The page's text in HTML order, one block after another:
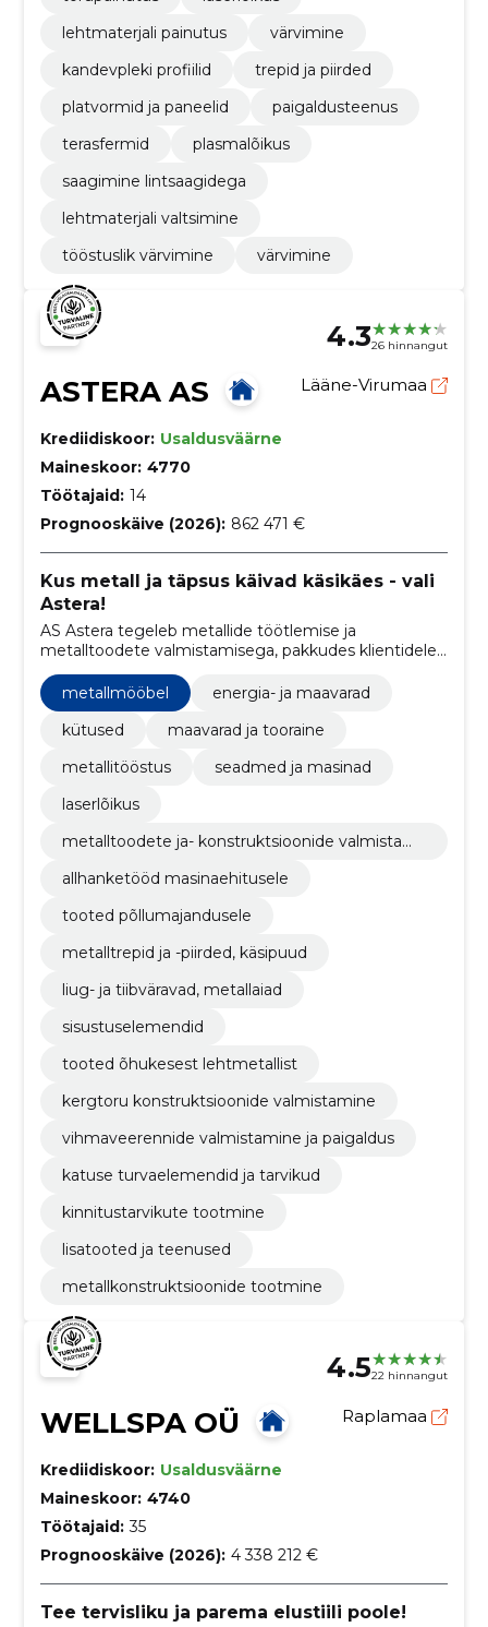
lehtmaterjali painutus
värvimine
kandevpleki profiilid
trepid ja piirded
platvormid ja paneelid
paigaldusteenus
terasfermid
plasmalõikus
saagimine lintsaagidega
lehtmaterjali valtsimine
tööstuslik värvimine
värvimine
4.326 hinnangut
ASTERA AS Lääne-Virumaa
Krediidiskoor: Usaldusväärne
Maineskoor: 4770
Töötajaid: 14
Prognooskäive (2026): 862 471 €
Kus metall ja täpsus käivad käsikäes - vali
Astera!
AS Astera tegeleb metallide töötlemise ja
metalltoodete valmistamisega, pakkudes klientidele
kvaliteettooteid, projektijuhtimist ning
metallmaterjalide müüki.
metallmööbel
energia- ja maavarad
kütused
maavarad ja tooraine
metallitööstus
seadmed ja masinad
laserlõikus
metalltoodete ja- konstruktsioonide valmistami
allhanketööd masinaehitusele
tooted põllumajandusele
metalltrepid ja -piirded, käsipuud
liug- ja tiibväravad, metallaiad
sisustuselemendid
tooted õhukesest lehtmetallist
kergtoru konstruktsioonide valmistamine
vihmaveerennide valmistamine ja paigaldus
katuse turvaelemendid ja tarvikud
kinnitustarvikute tootmine
lisatooted ja teenused
metallkonstruktsioonide tootmine
4.522 hinnangut
WELLSPA OÜ Raplamaa
Krediidiskoor: Usaldusväärne
Maineskoor: 4740
Töötajaid: 35
Prognooskäive (2026): 4 338 212 €
Tee tervisliku ja parema elustiili poole!